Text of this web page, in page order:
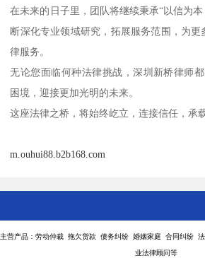
在未来的日子里，团队将继续秉承“以信为
断深化专业领域研究，拓展服务范围，为
律服务。
无论您面临何种法律挑战，深圳新桥律师
困境，迎接更加光明的未来。
这座法律之桥，将始终屹立，连接信任，承
m.ouhui88.b2b168.com
主营产品：劳动仲裁 拖欠货款 债务纠纷 婚姻家庭 合同纠纷
业法律顾问等